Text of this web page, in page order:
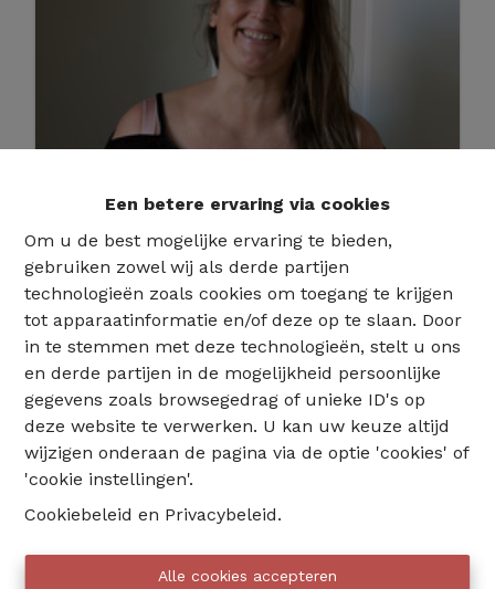
Een betere ervaring via cookies
Om u de best mogelijke ervaring te bieden,
gebruiken zowel wij als derde partijen
technologieën zoals cookies om toegang te krijgen
tot apparaatinformatie en/of deze op te slaan. Door
in te stemmen met deze technologieën, stelt u ons
en derde partijen in de mogelijkheid persoonlijke
gegevens zoals browsegedrag of unieke ID's op
deze website te verwerken. U kan uw keuze altijd
wijzigen onderaan de pagina via de optie 'cookies' of
'cookie instellingen'.
Cookiebeleid en Privacybeleid.
Alle cookies accepteren
2 1 75 m² 1
Gelegen op de 7e verdieping van'een goed
onderhouden gebouw met lift, op een
zal dit aantrekkelijke 2-slaapkamer